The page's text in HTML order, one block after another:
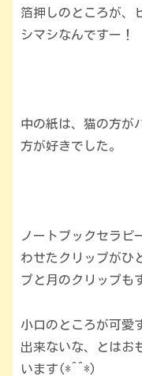
箔押しのところが、
シマシなんですー！
中の紙は、猫の方が
方が好きでした。
ノートブックセラピ
わせたクリップがひ
プと月のクリップも
小口のところが可愛
出来ないな、とはお
います(*^^*)